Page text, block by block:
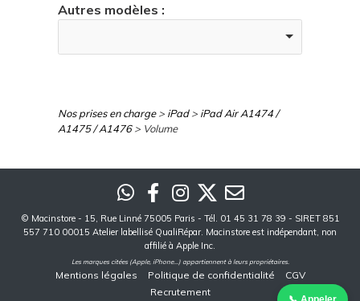
Autres modèles :
Nos prises en charge> iPad> iPad Air A1474 /
A1475 / A1476> Volume
© Macinstore - 15, Rue Linné 75005 Paris - Tél. 01 45 31 78 39 - SIRET 851
557 710 00015 Atelier labellisé QualiRépar. Macinstore est indépendant, non
affilié à Apple Inc.
Les marques citées (Apple, iPhone...) appartiennent à leurs propriétaires.
Mentions légales Politique de confidentialité
CGV
Recrutement